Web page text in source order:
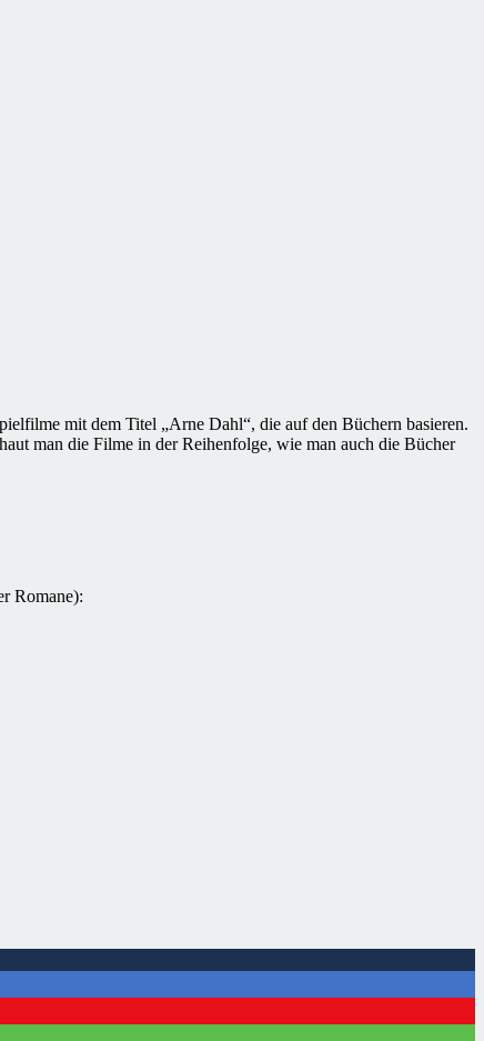
mit dem Titel „Arne Dahl“, die auf den Büchern basieren.
man die Filme in der Reihenfolge, wie man auch die Bücher
Romane):